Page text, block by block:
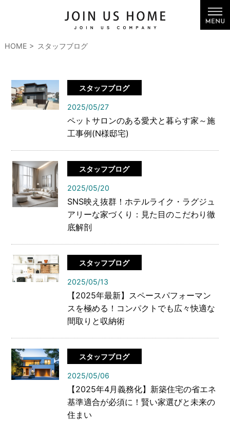
HOME スタッフブログ
スタッフブログ
2025/05/27
ペットサロンのある愛犬と暮らす家～施
工事例(N様邸宅)
スタッフブログ
2025/05/20
SNS映え抜群！ホテルライク・ラグジュ
アリーな家づくり：見た目のこだわり徹
底解剖
スタッフブログ
2025/05/13
【2025年最新】スペースパフォーマン
スを極める！コンパクトでも広々快適な
間取りと収納術
スタッフブログ
2025/05/06
【2025年4月義務化】新築住宅の省エネ
基準適合が必須に！賢い家選びと未来の
住まい